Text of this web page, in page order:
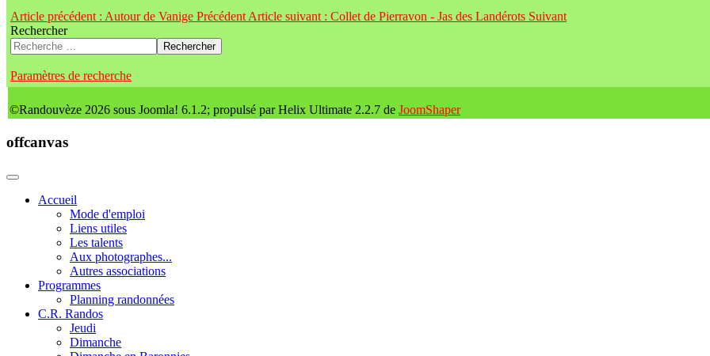
Article précédent : Autour de Vanige Précédent Article suivant : Collet de Pierravon - Jas des Landérots Suivant
Rechercher
Rechercher
Paramètres de recherche
©Randouvèze 2026 sous Joomla! 6.1.2; propulsé par Helix Ultimate 2.2.7 de JoomShaper
offcanvas
Accueil
Mode d'emploi
Liens utiles
Les talents
Aux photographes...
Autres associations
Programmes
Planning randonnées
C.R. Randos
Jeudi
Dimanche